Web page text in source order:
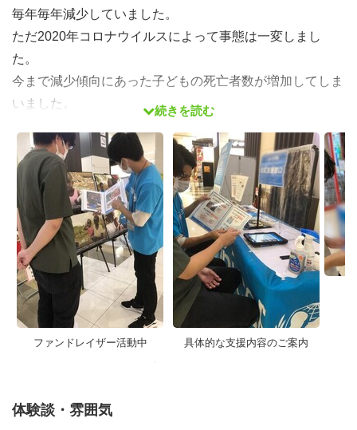
毎年毎年減少していました。
ただ2020年コロナウイルスによって事態は一変しまし
た。
今まで減少傾向にあった子どもの死亡者数が増加してしま
いました。
発途上国は先進国とは違う形で被害を受けています。
またそういった国でしわ寄せを受けるのは、多くの場合子
どもや女性など立場の弱い人達です。
私たちはそういった子どもたちを一人でも多く救うために
日々活動しています。
しかし私たちがほんとに望むのはこの仕事がなくなる事で
す。
世界の子ども達の権利が守られ健やかに育つ事が出来る世
界になれば
私たちの仕事はいらなくなります。
続きを読む
ファンドレイザー活動中 具体的な支援内容のご案内
体験談・雰囲気